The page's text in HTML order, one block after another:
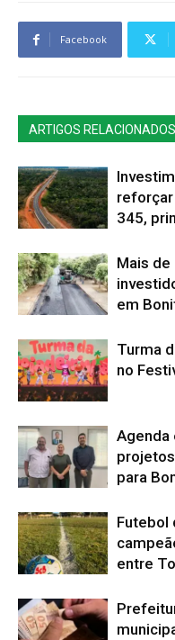
Facebook
ARTIGOS RELACIONADOS
reforçar
345,
Mais de
em
Turma
no
Agenda
para
Futebol
entre